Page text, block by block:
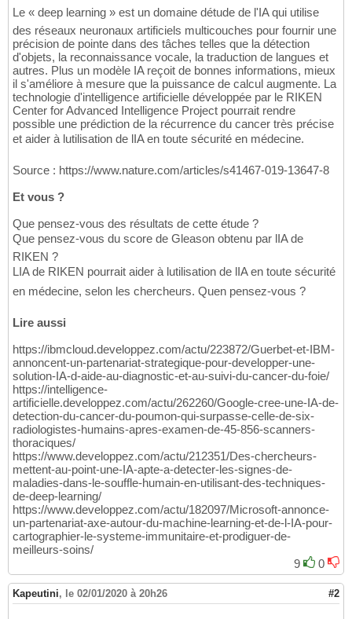
Le « deep learning » est un domaine détude de l'IA qui utilise
des réseaux neuronaux artificiels multicouches pour fournir une
précision de pointe dans des tâches telles que la détection
d'objets, la reconnaissance vocale, la traduction de langues et
autres. Plus un modèle IA reçoit de bonnes informations, mieux
il s'améliore à mesure que la puissance de calcul augmente. La
technologie d'intelligence artificielle développée par le RIKEN
Center for Advanced Intelligence Project pourrait rendre
possible une prédiction de la récurrence du cancer très précise
et aider à lutilisation de lIA en toute sécurité en médecine.
Source : https://www.nature.com/articles/s41467-019-13647-8
Et vous ?
Que pensez-vous des résultats de cette étude ?
Que pensez-vous du score de Gleason obtenu par lIA de
RIKEN ?
LIA de RIKEN pourrait aider à lutilisation de lIA en toute sécurité
en médecine, selon les chercheurs. Quen pensez-vous ?
Lire aussi
https://ibmcloud.developpez.com/actu/223872/Guerbet-et-IBM-
annoncent-un-partenariat-strategique-pour-developper-une-
solution-IA-d-aide-au-diagnostic-et-au-suivi-du-cancer-du-foie/
https://intelligence-
artificielle.developpez.com/actu/262260/Google-cree-une-IA-de-
detection-du-cancer-du-poumon-qui-surpasse-celle-de-six-
radiologistes-humains-apres-examen-de-45-856-scanners-
thoraciques/
https://www.developpez.com/actu/212351/Des-chercheurs-
mettent-au-point-une-IA-apte-a-detecter-les-signes-de-
maladies-dans-le-souffle-humain-en-utilisant-des-techniques-
de-deep-learning/
https://www.developpez.com/actu/182097/Microsoft-annonce-
un-partenariat-axe-autour-du-machine-learning-et-de-l-IA-pour-
cartographier-le-systeme-immunitaire-et-prodiguer-de-
meilleurs-soins/
9
0
Kapeutini, le 02/01/2020 à 20h26 #2